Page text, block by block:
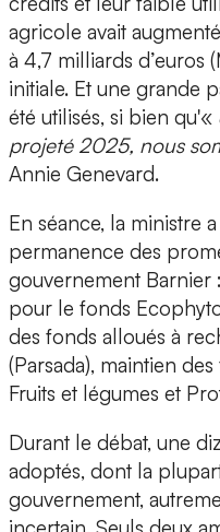
agricole avait
à 4,7 milliards d’euros
initiale. Et une grande
été utilisés, si bien qu'«
projeté 2025, nous
Annie Genevard.
En séance, la ministre
permanence des
gouvernement Barnier
pour le fonds
des fonds alloués à
(Parsada), maintien
Fruits et légumes et
Durant le débat, une
adoptés, dont la
gouvernement,